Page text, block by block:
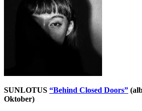
SUNLOTUS “Behind Closed Doors”
Oktober)